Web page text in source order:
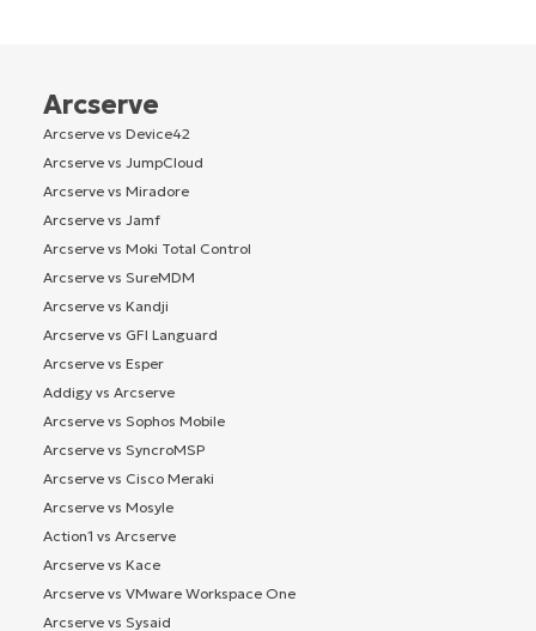
Arcserve
Arcserve vs Device42
Arcserve vs JumpCloud
Arcserve vs Miradore
Arcserve vs Jamf
Arcserve vs Moki Total Control
Arcserve vs SureMDM
Arcserve vs Kandji
Arcserve vs GFI Languard
Arcserve vs Esper
Addigy vs Arcserve
Arcserve vs Sophos Mobile
Arcserve vs SyncroMSP
Arcserve vs Cisco Meraki
Arcserve vs Mosyle
Action1 vs Arcserve
Arcserve vs Kace
Arcserve vs VMware Workspace One
Arcserve vs Sysaid